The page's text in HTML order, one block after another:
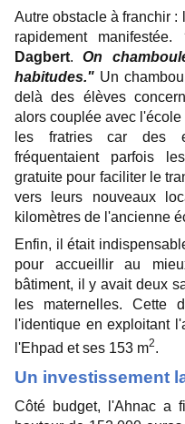
Autre obstacle à franchir :
rapidement manifestée.
Dagbert.On
habitudes." Un
delà des élèves
alors couplée avec
les fratries car des
fréquentaient parfois
gratuite pour faciliter le
vers leurs nouveaux
kilomètres de l'ancienne
Enfin, il était
pour accueillir au
bâtiment, il y avait deux
les maternelles. Cette
l'identique en exploitant
l'Ehpad et ses 153 m2.
Un investissement
Côté budget, l'Ahnac a